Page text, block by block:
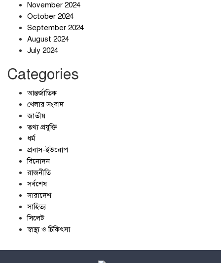
November 2024
October 2024
September 2024
August 2024
July 2024
Categories
আন্তর্জাতিক
খেলার সংবাদ
জাতীয়
তথ্য প্রযুক্তি
ধর্ম
প্রবাস-ইউরোপ
বিনোদন
রাজনীতি
সর্বশেষ
সারাদেশ
সাহিত্য
সিলেট
স্বাস্থ্য ও চিকিৎসা